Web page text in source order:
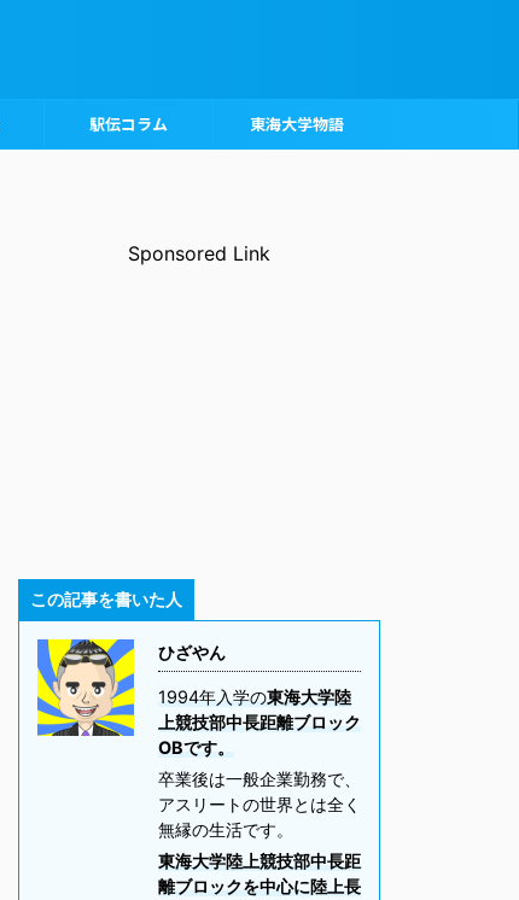
駅伝コラム 東海大学物語
Sponsored Link
この記事を書いた人
ひざやん
1994年入学の東海大学陸
上競技部中長距離ブロック
OBです。
卒業後は一般企業勤務で、
アスリートの世界とは全く
無縁の生活です。
東海大学陸上競技部中長距
離ブロックを中心に陸上長